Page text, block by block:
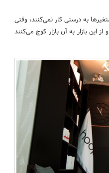
به درستی کار نمی‌کنند، وقتی
این بازار به آن بازار کوچ می‌کنند